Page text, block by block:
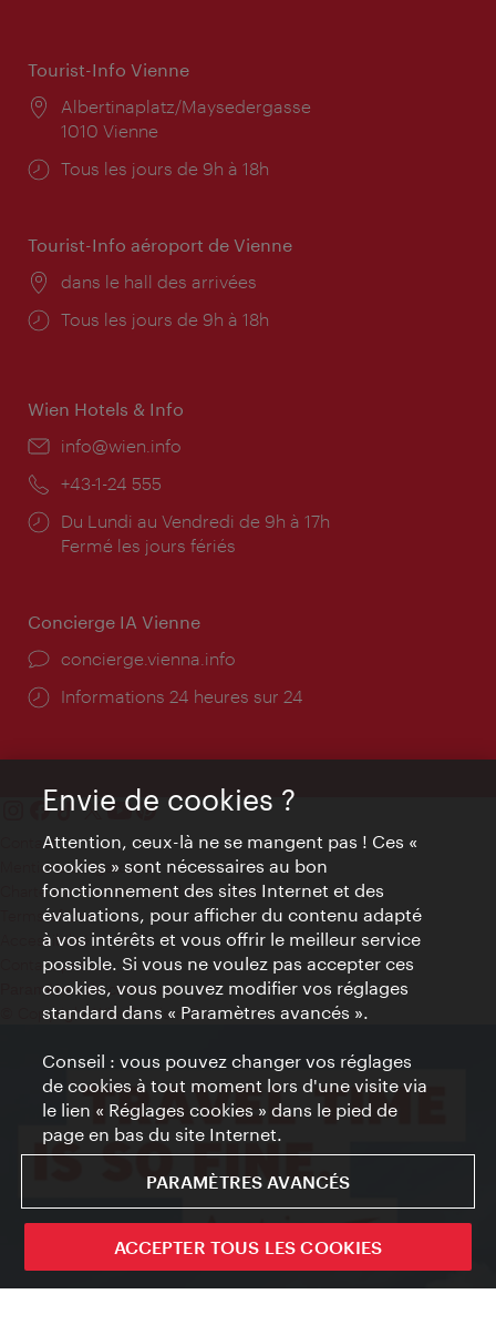
Tourist-Info Vienne
Lieu:
Albertinaplatz/Maysedergasse
1010 Vienne
Horaires
Tous les jours de 9h à 18h
Tourist-Info aéroport de Vienne
Lieu:
dans le hall des arrivées
Horaires
Tous les jours de 9h à 18h
Wien Hotels & Info
E-
info@wien.info
Téléphone:
+43-1-24 555
Horaires
d'ouverture:
Du Lundi au Vendredi de 9h à 17h
Fermé les jours fériés
Concierge IA Vienne
Ort:
concierge.vienna.info
Öffnungszeiten:
Informations 24 heures sur 24
Contact
Mentions obligatoires
Charte sur le respect de la vie privée
Terms of Use
Accessibilité
Contact presse
Paramètres de cookies
© Copyright WienTourismus
Envie de cookies ?
Attention, ceux-là ne se mangent pas ! Ces «
cookies » sont nécessaires au bon
fonctionnement des sites Internet et des
évaluations, pour afficher du contenu adapté
à vos intérêts et vous offrir le meilleur service
possible. Si vous ne voulez pas accepter ces
cookies, vous pouvez modifier vos réglages
standard dans « Paramètres avancés ».
Conseil : vous pouvez changer vos réglages
de cookies à tout moment lors d'une visite via
le lien « Réglages cookies » dans le pied de
page en bas du site Internet.
PARAMÈTRES AVANCÉS
ACCEPTER TOUS LES COOKIES